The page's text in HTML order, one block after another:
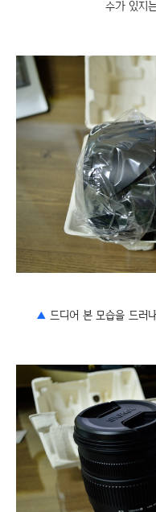
수가 있지
▲ 드디어 본 모습을 드